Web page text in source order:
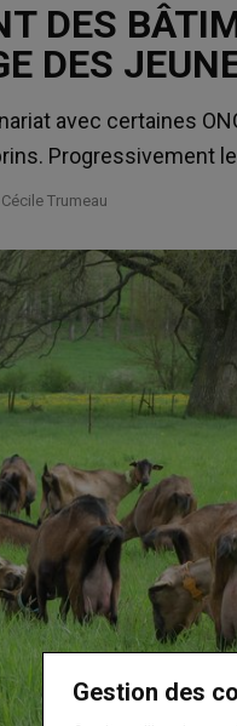
DES
DES
avec certaines
Progressivement
Cécile Trumeau
Gestion des